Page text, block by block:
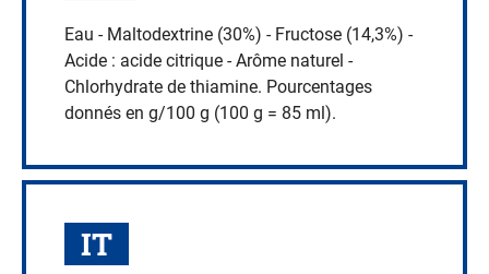
Eau - Maltodextrine (30%) - Fructose (14,3%) -
Acide : acide citrique - Arôme naturel -
Chlorhydrate de thiamine. Pourcentages
donnés en g/100 g (100 g = 85 ml).
IT